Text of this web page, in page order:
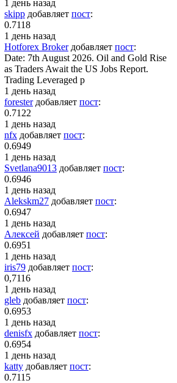
1 день назад
skipp добавляет пост:
0.7118
1 день назад
Hotforex Brokerдобавляет пост:
Date: 7th August 2026. Oil and Gold Rise
as Traders Await the US Jobs Report.
Trading Leveraged p
1 день назад
foresterдобавляет пост:
0.7122
1 день назад
nfx добавляет пост:
0.6949
1 день назад
Svetlana9013 добавляет пост:
0.6946
1 день назад
Alekskm27 добавляет пост:
0.6947
1 день назад
Алексей добавляет пост:
0.6951
1 день назад
iris79 добавляет пост:
0,7116
1 день назад
gleb добавляет пост:
0.6953
1 день назад
denisfx добавляет пост:
0.6954
1 день назад
katty добавляет пост:
0.7115